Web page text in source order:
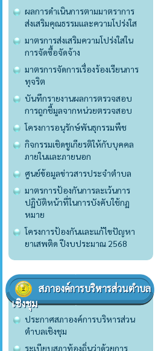
ผลการดำเนินการตามมาตราการ
ส่งเสริมคุณธรรมและความโปร่งใส
มาตรการส่งเสริมความโปร่งใสใน
การจัดซื้อจัดจ้าง
มาตรการจัดการเรื่องร้องเรียนการ
ทุจริต
บันทึกรายงานผลการตรวจสอบ
การถูกชี้มูลจากหน่วยตรวจสอบ
โครงการอนุรักษ์พันธุกรรมพืช
กิจกรรมเชิดชูเกียรติให้กับบุคคล
ภายในและภายนอก
ศูนย์ข้อมูลข่าวสารประจำตำบล
มาตรการป้องกันการละเว้นการ
ปฏิบัติหน้าที่ในการบังคับใช้กฏ
หมาย
โครงการป้องกันและแก้ไขปัญหา
ยาเสพติด ปีงบประมาณ 2568
สภาองค์การบริหารส่วนตำบล
เชิงชุม
ประกาศสภาองค์การบริหารส่วน
ตำบลเชิงชุม
ระเบียบสภาท้องถิ่นว่าด้วยการ